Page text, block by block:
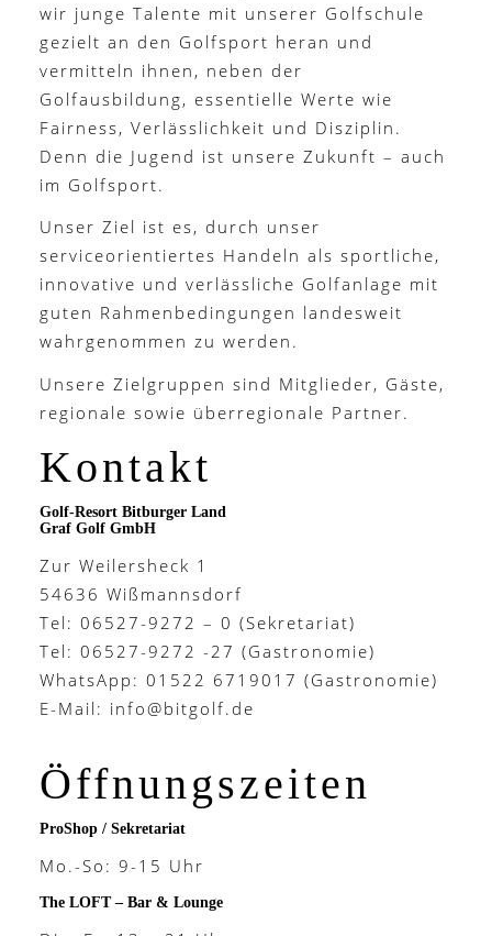
wir junge Talente mit unserer Golfschule
gezielt an den Golfsport heran und
vermitteln ihnen, neben der
Golfausbildung, essentielle Werte wie
Fairness, Verlässlichkeit und Disziplin.
Denn die Jugend ist unsere Zukunft – auch
im Golfsport.
Unser Ziel ist es, durch unser
serviceorientiertes Handeln als sportliche,
innovative und verlässliche Golfanlage mit
guten Rahmenbedingungen landesweit
wahrgenommen zu werden.
Unsere Zielgruppen sind Mitglieder, Gäste,
regionale sowie überregionale Partner.
Kontakt
Golf-Resort Bitburger Land
Graf Golf GmbH
Zur Weilersheck 1
54636 Wißmannsdorf
Tel: 06527-9272 – 0 (Sekretariat)
Tel: 06527-9272 -27 (Gastronomie)
WhatsApp: 01522 6719017 (Gastronomie)
E-Mail: info@bitgolf.de
Öffnungszeiten
ProShop / Sekretariat
Mo.-So: 9-15 Uhr
The LOFT – Bar & Lounge